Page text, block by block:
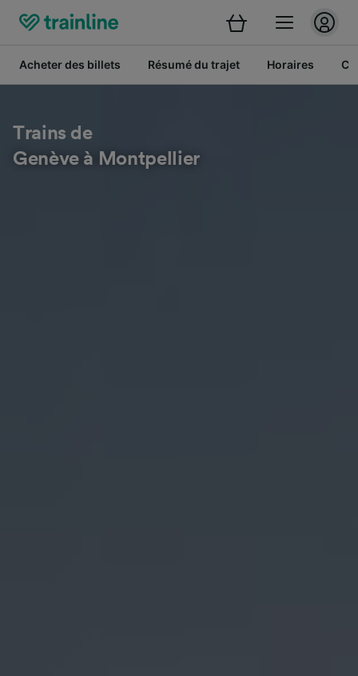
Acheter des billets Résumé du trajet Horaires
Trains de
Genève à Montpellier